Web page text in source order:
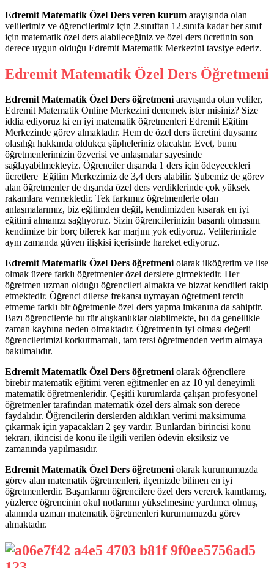
Edremit Matematik Özel Ders veren kurum arayışında olan
velilerimiz ve öğrencilerimiz için 2.sınıftan 12.sınıfa kadar her sınıf
için matematik özel ders alabileceğiniz ve özel ders ücretinin son
derece uygun olduğu Edremit Matematik Merkezini tavsiye ederiz.
Edremit Matematik Özel Ders Öğretmeni
Edremit Matematik Özel Ders öğretmeniarayışında olan veliler,
Edremit Matematik Online Merkezini denemek ister misiniz? Size
iddia ediyoruz ki en iyi matematik öğretmenleri Edremit Eğitim
Merkezinde görev almaktadır. Hem de özel ders ücretini duysanız
olasılığı hakkında oldukça şüpheleriniz olacaktır. Evet, bunu
öğretmenlerimizin özverisi ve anlaşmalar sayesinde
sağlayabilmekteyiz. Öğrenciler dışarıda 1 ders için ödeyecekleri
ücretlere Eğitim Merkezimiz de 3,4 ders alabilir. Şubemiz de görev
alan öğretmenler de dışarıda özel ders verdiklerinde çok yüksek
rakamlara vermektedir. Tek farkımız öğretmenlerle olan
anlaşmalarımız, biz eğitimden değil, kendimizden kısarak en iyi
eğitimi almanızı sağlıyoruz. Sizin öğrencilerinizin başarılı olmasını
kendimize bir borç bilerek kar marjını yok ediyoruz. Velilerimizle
aynı zamanda güven ilişkisi içerisinde hareket ediyoruz.
Edremit Matematik Özel Ders öğretmeniolarak ilköğretim ve lise
olmak üzere farklı öğretmenler özel derslere girmektedir. Her
öğretmen uzman olduğu öğrencileri almakta ve bizzat kendileri takip
etmektedir. Öğrenci dilerse frekansı uymayan öğretmeni tercih
etmeme farklı bir öğretmenle özel ders yapma imkanına da sahiptir.
Bazı öğrencilerde bu tür alışkanlıklar olabilmekte, bu da genellikle
zaman kaybına neden olmaktadır. Öğretmenin iyi olması değerli
öğrencilerimizi korkutmamalı, tam tersi öğretmenden verim almaya
bakılmalıdır.
Edremit Matematik Özel Ders öğretmeniolarak öğrencilere
birebir matematik eğitimi veren eğitmenler en az 10 yıl deneyimli
matematik öğretmenleridir. Çeşitli kurumlarda çalışan profesyonel
öğretmenler tarafından matematik özel ders almak son derece
faydalıdır. Öğrencilerin derslerden aldıkları verimi maksimuma
çıkarmak için yapacakları 2 şey vardır. Bunlardan birincisi konu
tekrarı, ikincisi de konu ile ilgili verilen ödevin eksiksiz ve
zamanında yapılmasıdır.
Edremit Matematik Özel Ders öğretmeniolarak kurumumuzda
görev alan matematik öğretmenleri, ilçemizde bilinen en iyi
öğretmenlerdir. Başarılarını öğrencilere özel ders vererek kanıtlamış,
yüzlerce öğrencinin okul notlarının yükselmesine yardımcı olmuş,
alanında uzman matematik öğretmenleri kurumumuzda görev
almaktadır.